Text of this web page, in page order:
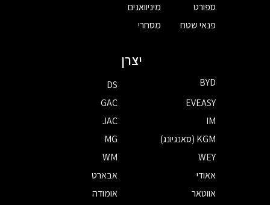
ספורט
פנאי שטח
מיניוואנים
מסחרי
יצרן
BYD
DS
EVEASY
GAC
IM
JAC
KGM (סאנגיונג)
MG
WEY
WM
אאודי
אבארט
אווטאר
אומודה